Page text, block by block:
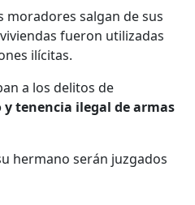
salgan de sus
fueron utilizadas
ilícitas.
a los delitos de
tenencia ilegal de armas
hermano serán juzgados